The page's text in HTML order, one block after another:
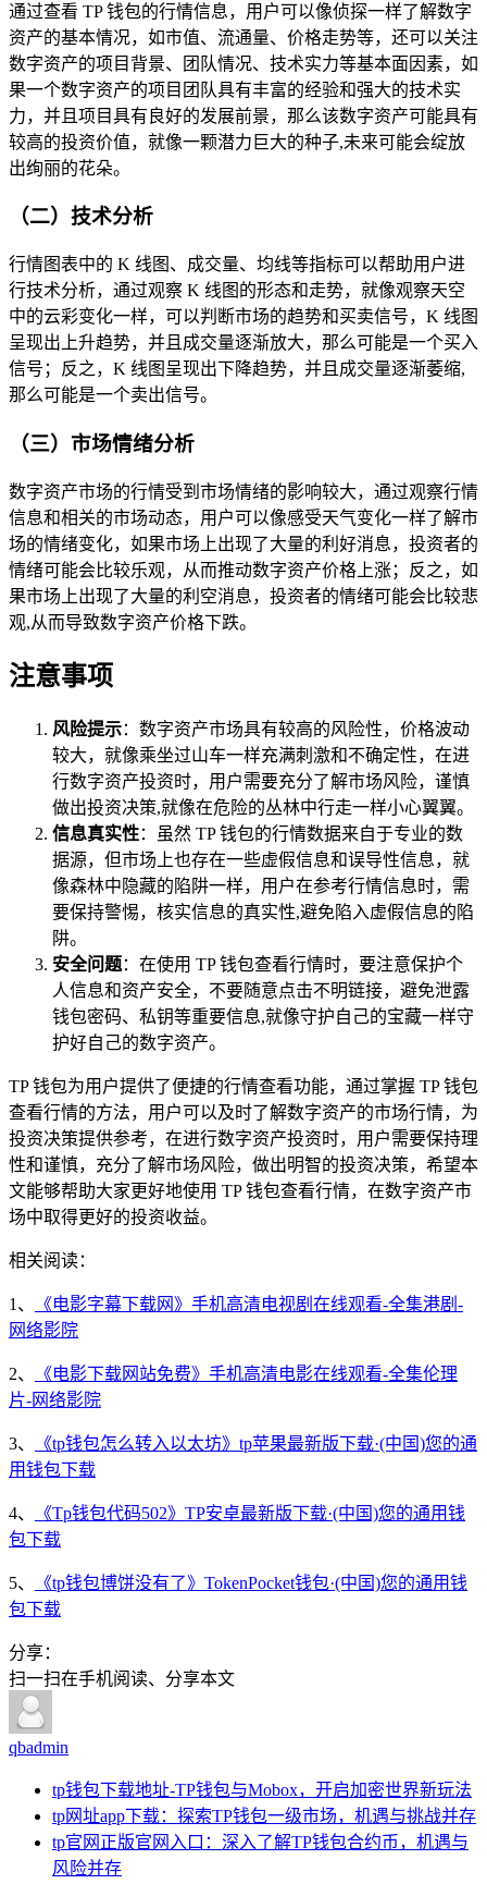
通过查看 TP 钱包的行情信息，用户可以像侦探一样了解数字
资产的基本情况，如市值、流通量、价格走势等，还可以关注
数字资产的项目背景、团队情况、技术实力等基本面因素，如
果一个数字资产的项目团队具有丰富的经验和强大的技术实
力，并且项目具有良好的发展前景，那么该数字资产可能具有
较高的投资价值，就像一颗潜力巨大的种子,未来可能会绽放
出绚丽的花朵。
（二）技术分析
行情图表中的 K 线图、成交量、均线等指标可以帮助用户进
行技术分析，通过观察 K 线图的形态和走势，就像观察天空
中的云彩变化一样，可以判断市场的趋势和买卖信号，K 线图
呈现出上升趋势，并且成交量逐渐放大，那么可能是一个买入
信号；反之，K 线图呈现出下降趋势，并且成交量逐渐萎缩,
那么可能是一个卖出信号。
（三）市场情绪分析
数字资产市场的行情受到市场情绪的影响较大，通过观察行情
信息和相关的市场动态，用户可以像感受天气变化一样了解市
场的情绪变化，如果市场上出现了大量的利好消息，投资者的
情绪可能会比较乐观，从而推动数字资产价格上涨；反之，如
果市场上出现了大量的利空消息，投资者的情绪可能会比较悲
观,从而导致数字资产价格下跌。
注意事项
风险提示：数字资产市场具有较高的风险性，价格波动
较大，就像乘坐过山车一样充满刺激和不确定性，在进
行数字资产投资时，用户需要充分了解市场风险，谨慎
做出投资决策,就像在危险的丛林中行走一样小心翼翼。
信息真实性：虽然 TP 钱包的行情数据来自于专业的数
据源，但市场上也存在一些虚假信息和误导性信息，就
像森林中隐藏的陷阱一样，用户在参考行情信息时，需
要保持警惕，核实信息的真实性,避免陷入虚假信息的陷
阱。
安全问题：在使用 TP 钱包查看行情时，要注意保护个
人信息和资产安全，不要随意点击不明链接，避免泄露
钱包密码、私钥等重要信息,就像守护自己的宝藏一样守
护好自己的数字资产。
TP 钱包为用户提供了便捷的行情查看功能，通过掌握 TP 钱包
查看行情的方法，用户可以及时了解数字资产的市场行情，为
投资决策提供参考，在进行数字资产投资时，用户需要保持理
性和谨慎，充分了解市场风险，做出明智的投资决策，希望本
文能够帮助大家更好地使用 TP 钱包查看行情，在数字资产市
场中取得更好的投资收益。
相关阅读：
1、
《电影字幕下载网》手机高清电视剧在线观看-全集港剧-
网络影院
2、
《电影下载网站免费》手机高清电影在线观看-全集伦理
片-网络影院
3、
《tp钱包怎么转入以太坊》tp苹果最新版下载·(中国)您的通
用钱包下载
4、
《Tp钱包代码502》TP安卓最新版下载·(中国)您的通用钱
包下载
5、
《tp钱包博饼没有了》TokenPocket钱包·(中国)您的通用钱
包下载
分享：
扫一扫在手机阅读、分享本文
qbadmin
tp钱包下载地址-TP钱包与Mobox，开启加密世界新玩法
tp网址app下载：探索TP钱包一级市场，机遇与挑战并存
tp官网正版官网入口：深入了解TP钱包合约币，机遇与
风险并存